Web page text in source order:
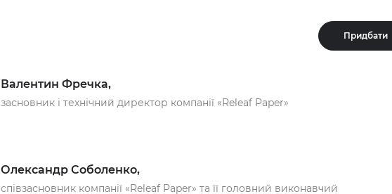
Придбати
Валентин Фречка,
засновник і технічний директор компанії «Releaf Paper»
Олександр Соболенко,
співзасновник компанії «Releaf Paper» та її головний виконавчий